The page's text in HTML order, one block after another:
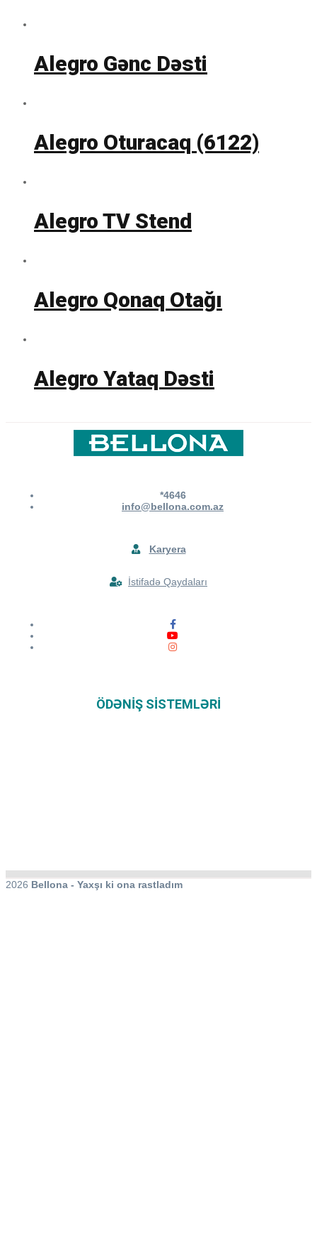
Alegro Gənc Dəsti
Alegro Oturacaq (6122)
Alegro TV Stend
Alegro Qonaq Otağı
Alegro Yataq Dəsti
*4646
info@bellona.com.az
Karyera
İstifadə Qaydaları
ÖDƏNIŞ SISTEMLƏRI
2026 Bellona - Yaxşı ki ona rastladım